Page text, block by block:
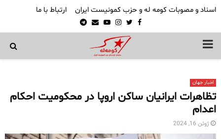
اسناد و مصوبات کومه له و حزب کمونیست ایران ارتباط با ما
Facebook
Twitter
Instagram
Youtube
Email
Telegram
PRIMARY
اخبار جهان
تظاهرات ایرانیان ساکن اروپا در محکومیت احکام
اعدام
ژوئن 16, 2024